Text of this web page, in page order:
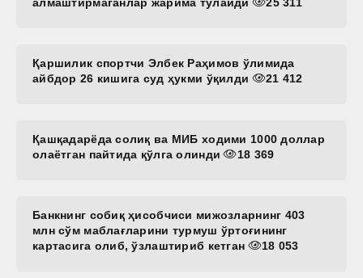
Қаршилик спортчи Элбек Раҳимов ўлимида
айбдор 26 кишига суд ҳукми ўқилди
21 412
Қашқадарёда солиқ ва МИБ ходими 1000 доллар
олаётган пайтида қўлга олинди
18 369
Банкнинг собиқ ҳисобчиси мижозларнинг 403
млн сўм маблағларини турмуш ўртоғининг
картасига олиб, ўзлаштириб кетган
18 053